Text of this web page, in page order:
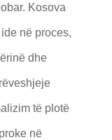
Kosova
në proces,
dhe
të plotë
në